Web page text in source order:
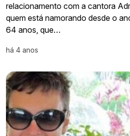
relacionamento com a cantora
quem está namorando desde o
64 anos, que…
há 4 anos